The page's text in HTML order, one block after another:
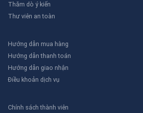
Thăm dò ý kiến
Thư viên an toàn
Hướng dẫn mua hàng
Hướng dẫn thanh toán
Hướng dẫn giao nhận
Điều khoản dịch vụ
Chính sách thành viên